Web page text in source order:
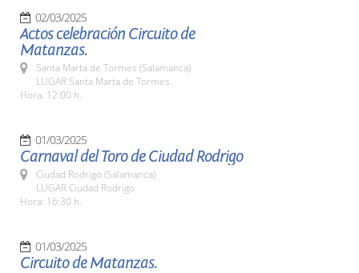
02/03/2025
Actos celebración Circuito de
Matanzas.
Santa Marta de Tormes (Salamanca)
LUGAR Santa Marta de Tormes.
Hora: 12:00 h.
01/03/2025
Carnaval del Toro de Ciudad Rodrigo
Ciudad Rodrigo (Salamanca)
LUGAR Ciudad Rodrigo
Hora: 16:30 h.
01/03/2025
Circuito de Matanzas.